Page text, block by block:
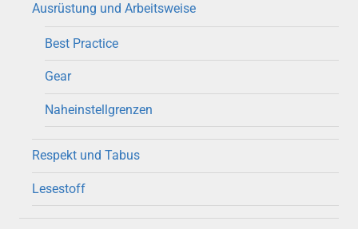
Ausrüstung und Arbeitsweise
Best Practice
Gear
Naheinstellgrenzen
Respekt und Tabus
Lesestoff